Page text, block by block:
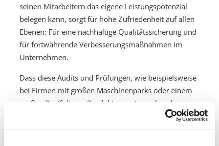
seinen Mitarbeitern das eigene Leistungspotenzial
belegen kann, sorgt für hohe Zufriedenheit auf allen
Ebenen: Für eine nachhaltige Qualitätssicherung und
für fortwährende Verbesserungsmaßnahmen im
Unternehmen.
Dass diese Audits und Prüfungen, wie beispielsweise
bei Firmen mit großen Maschinenparks oder einem
großen Portfolio an Produkten, entsprechend
selbstverständlich. Bis ins Detail sind alle im